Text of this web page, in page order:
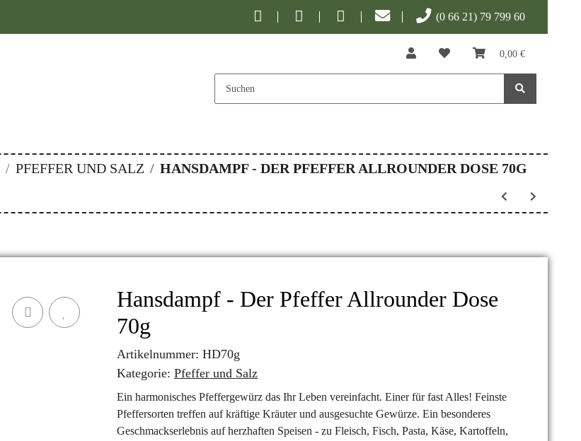
(0 66 21) 79 799 60
0,00 €
PFEFFER UND SALZ HANSDAMPF - DER PFEFFER ALLROUNDER DOSE 70G
Hansdampf - Der Pfeffer Allrounder Dose
70g
Artikelnummer: HD70g
Kategorie: Pfeffer und Salz
Ein harmonisches Pfeffergewürz das Ihr Leben vereinfacht. Einer für fast Alles! Feinste
Pfeffersorten treffen auf kräftige Kräuter und ausgesuchte Gewürze. Ein besonderes
Geschmackserlebnis auf herzhaften Speisen - zu Fleisch, Fisch, Pasta, Käse, Kartoffeln,